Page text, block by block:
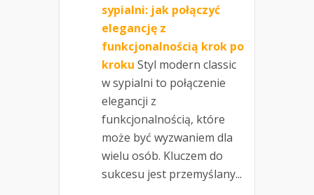
sypialni: jak połączyć
elegancję z
funkcjonalnością krok po
kroku Styl modern classic
w sypialni to połączenie
elegancji z
funkcjonalnością, które
może być wyzwaniem dla
wielu osób. Kluczem do
sukcesu jest przemyślany...